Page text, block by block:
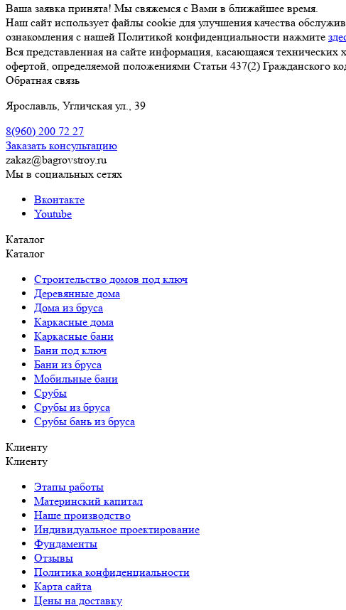
Ваша заявка принята! Мы свяжемся с Вами в ближайшее время.
Наш сайт использует файлы cookie для улучшения качества
ознакомления с нашей Политикой конфиденциальности нажмите
Вся представленная на сайте информация, касающаяся
офертой, определяемой положениями Статьи 437(2) Гражданского
Обратная связь
Ярославль, Угличская ул., 39
8(960) 200 72 27
Заказать консультацию
zakaz@bagrovstroy.ru
Мы в социальных сетях
Вконтакте
Youtube
Каталог
Каталог
Строительство домов под ключ
Деревянные дома
Дома из бруса
Каркасные дома
Каркасные бани
Бани под ключ
Бани из бруса
Мобильные бани
Срубы
Срубы из бруса
Срубы бань из бруса
Клиенту
Клиенту
Этапы работы
Материнский капитал
Наше производство
Индивидуальное проектирование
Фундаменты
Отзывы
Политика конфиденциальности
Карта сайта
Цены на доставку